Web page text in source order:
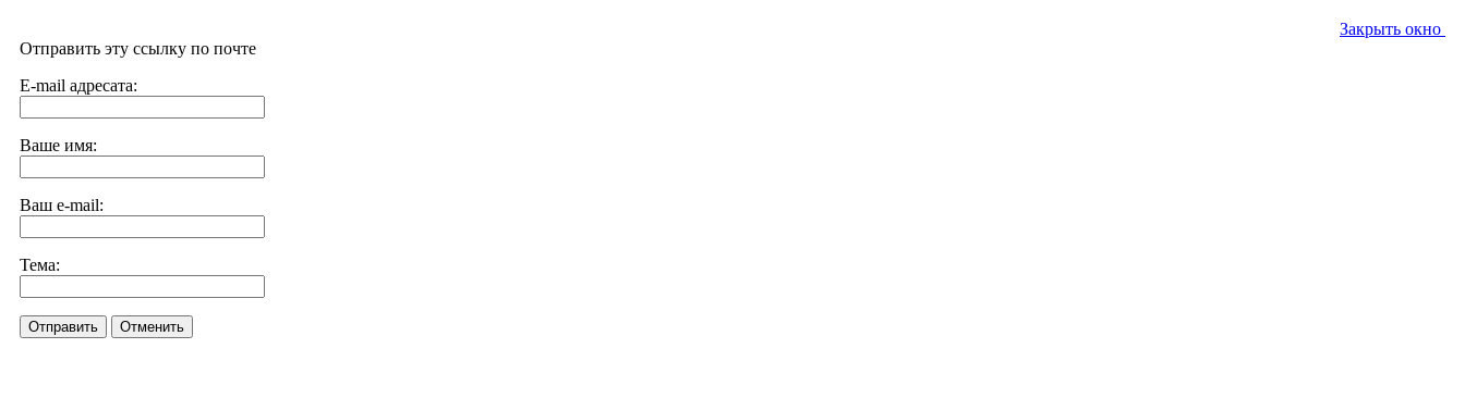
Закрыть окно
Отправить эту ссылку по почте
E-mail адресата:
Ваше имя:
Ваш e-mail:
Тема:
Отправить Отменить